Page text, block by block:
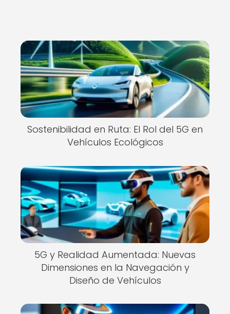
Sostenibilidad en Ruta: El Rol del 5G en
Vehículos Ecológicos
5G y Realidad Aumentada: Nuevas
Dimensiones en la Navegación y
Diseño de Vehículos